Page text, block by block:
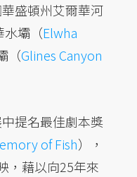
盛頓州艾爾華河
水壩（Elwha
（Glines Canyon
提名最佳劇本獎
of Fish），
，藉以向25年來